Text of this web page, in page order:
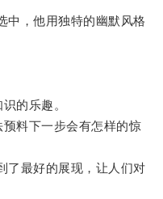
，他用独特的幽默风格
的乐趣。
料下一步会有怎样的惊
最好的展现，让人们对